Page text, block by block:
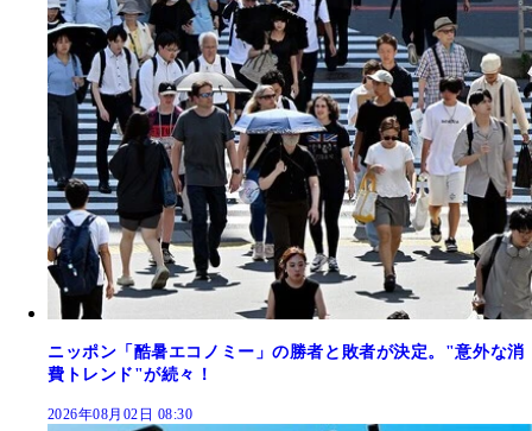
ニッポン「酷暑エコノミー」の勝者と敗者が決定。"意外な消
費トレンド"が続々！
2026年08月02日 08:30